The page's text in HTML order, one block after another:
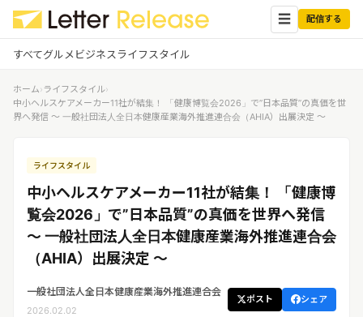
☰ 配信する
すべてグルメビジネスライフスタイル
グルメ
ビジネス
ライフスタイル
ログイン ✕
企業ユーザーでログイン
する
受信 レターリリース受信ユーザー
メディアユーザーでログインする
レターリリースを受信（メディア登
録）
ホーム›ライフスタイル›
中小ヘルスケアメーカー11社が結集！ 「健康博覧会2026」で”日本品質”の真価を世
界へ発信 ～ 一般社団法人全日本健康産業海外推進連合会（AHIA）出展決定 ～
ライフスタイル
中小ヘルスケアメーカー11社が結集！ 「健康博
覧会2026」で”日本品質”の真価を世界へ発信
～ 一般社団法人全日本健康産業海外推進連合会
（AHIA）出展決定 ～
一般社団法人全日本健康産業海外推進連合会
2026.02.02
ポスト シェア